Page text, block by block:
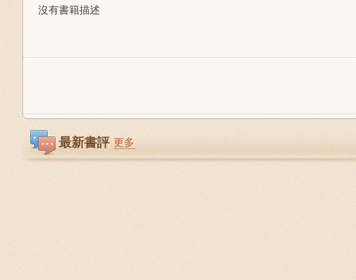
沒有書籍描述
最新書評 更多